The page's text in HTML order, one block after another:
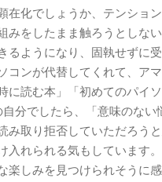
化でしょうか、テンショ
みをしたまま触ろうとしな
るようになり、固執せずに
コンが代替してくれて、ア
に読む本」「初めてのパイ
分でしたら、「意味のない
み取り拒否していただろう
入れられる気もしています
しみを見つけられそうに